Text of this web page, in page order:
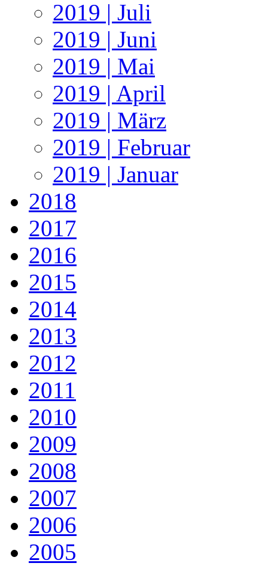
2019 | Juli
2019 | Juni
2019 | Mai
2019 | April
2019 | März
2019 | Februar
2019 | Januar
2018
2017
2016
2015
2014
2013
2012
2011
2010
2009
2008
2007
2006
2005